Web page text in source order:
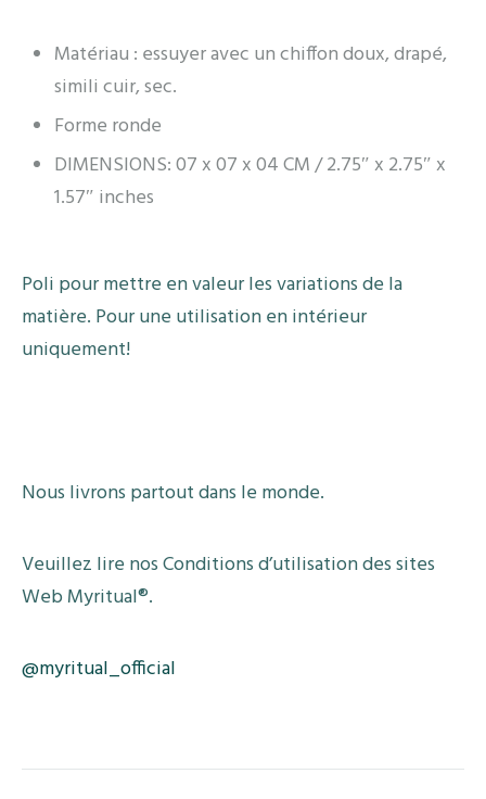
Matériau : essuyer avec un chiffon doux, drapé,
simili cuir, sec.
Forme ronde
DIMENSIONS: 07 x 07 x 04 CM / 2.75″ x 2.75″ x
1.57″ inches
Poli pour mettre en valeur les variations de la
matière. Pour une utilisation en intérieur
uniquement!
Nous livrons partout dans le monde.
Veuillez lire nos Conditions d’utilisation des sites
Web Myritual®.
@myritual_official